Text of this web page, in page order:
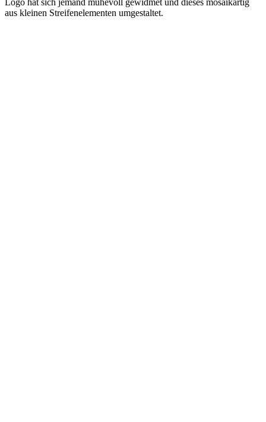
Logo hat sich jemand mühevoll gewidmet und dieses mosaikartig
aus kleinen Streifenelementen umgestaltet.